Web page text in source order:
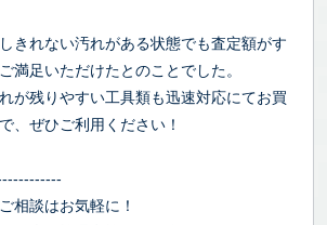
きれない汚れがある状態でも査定額がす
満足いただけたとのことでした。
が残りやすい工具類も迅速対応にてお買
、ぜひご利用ください！
相談はお気軽に！